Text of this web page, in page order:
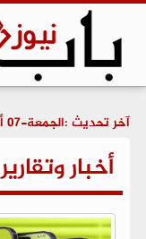
آخر تحديث :الجمعة-07 أغسطس 2026-12:50م
أخبار وتقارير